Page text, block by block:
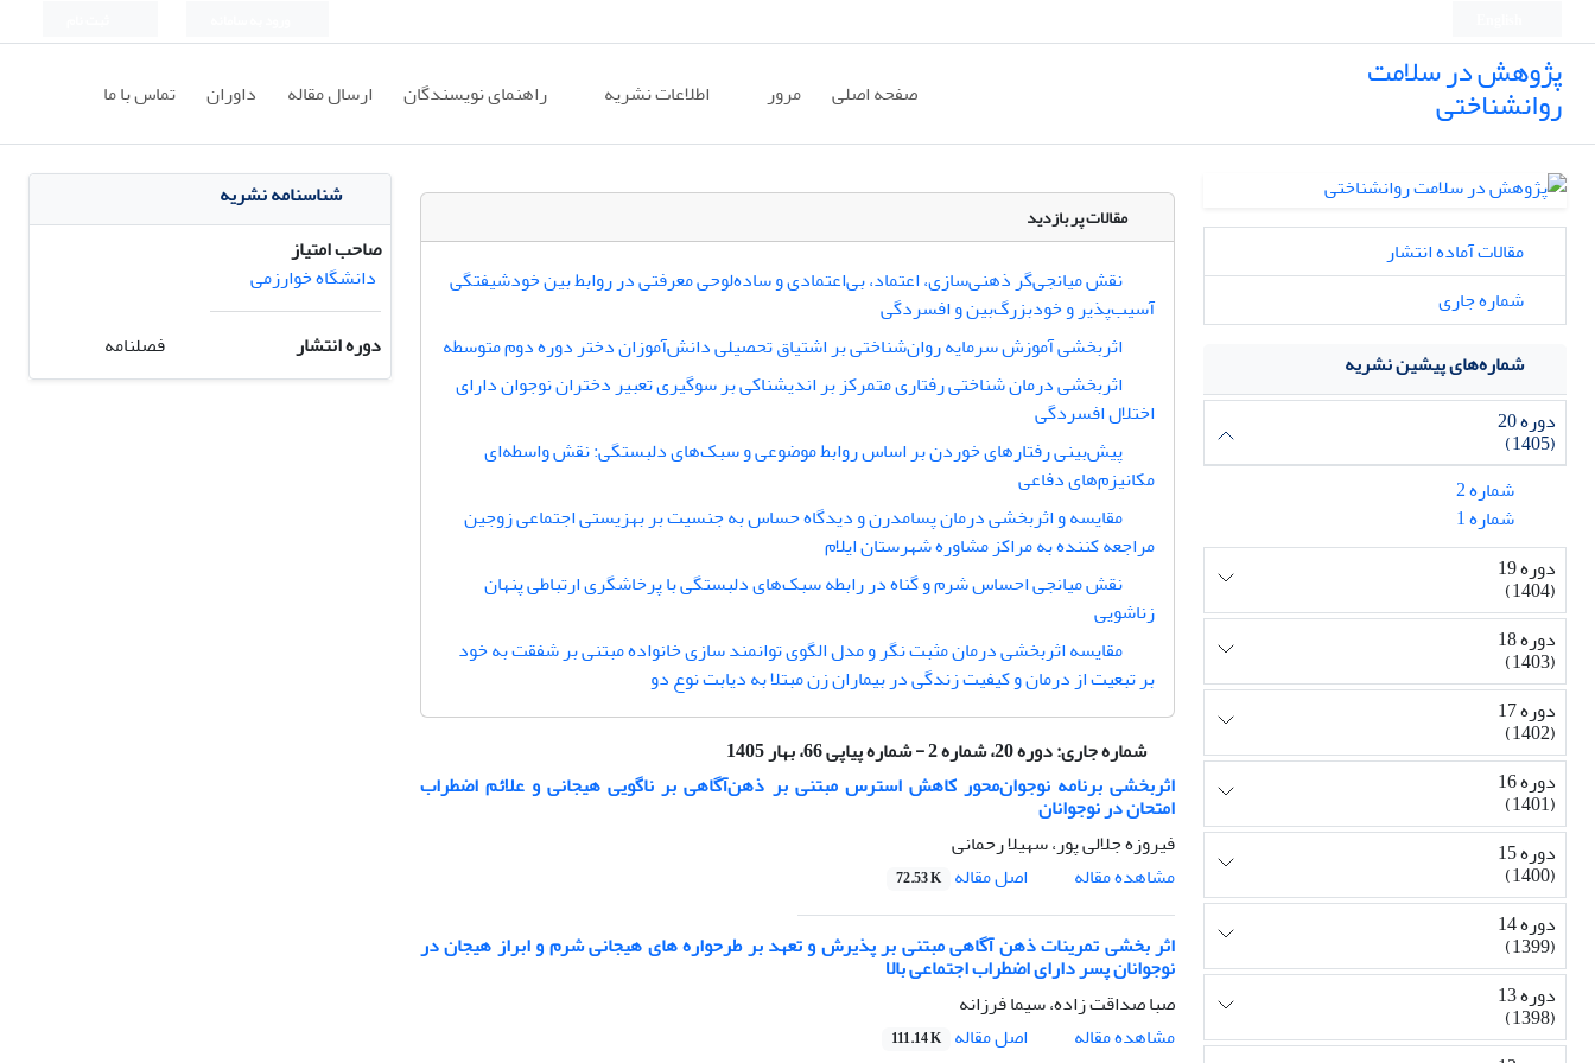
پژوهش در سلامت
روانشناختی صفحه اصلی مرور اطلاعات نشریه راهنمای نویسندگان ارسال مقاله داوران تماس با ما
مقالات پر بازدید
نقش میانجی‌گر ذهنی‌سازی، اعتماد، بی‌اعتمادی و ساده‌لوحی معرفتی در روابط بین خودشیفتگی
آسیب‌پذیر و خودبزرگ‌بین و افسردگی
اثربخشی آموزش سرمایه روان‌شناختی بر اشتیاق تحصیلی دانش‌آموزان دختر دوره دوم متوسطه
اثربخشی درمان شناختی رفتاری متمرکز بر اندیشناکی بر سوگیری تعبیر دختران نوجوان دارای
اختلال افسردگی
پیش‌بینی رفتارهای خوردن بر اساس روابط موضوعی و سبک‌های دلبستگی: نقش ‌واسطه‌ای
مکانیزم‌های دفاعی
مقایسه و اثربخشی درمان پسامدرن و دیدگاه حساس به جنسیت بر بهزیستی اجتماعی زوجین
مراجعه کننده به مراکز مشاوره شهرستان ایلام
نقش میانجی احساس شرم و گناه در رابطه سبک‌های دلبستگی با پرخاشگری ارتباطی پنهان
زناشویی
مقایسه اثربخشی درمان مثبت نگر و مدل الگوی توانمند سازی خانواده مبتنی بر شفقت به خود
بر تبعیت از درمان و کیفیت زندگی در بیماران زن مبتلا به دیابت نوع دو
شماره جاری:دوره 20، شماره 2 - شماره پیاپی 66، بهار 1405
اثربخشی برنامه نوجوان‌محور کاهش استرس مبتنی بر ذهن‌آگاهی بر ناگویی هیجانی و علائم اضطراب
امتحان در نوجوانان
فیروزه جلالی پور، سهیلا رحمانی
مشاهده مقاله
اصل مقاله 72.53 K
اثر بخشی تمرینات ذهن آگاهی مبتنی بر پذیرش و تعهد بر طرحواره های هیجانی شرم و ابراز هیجان در
نوجوانان پسر دارای اضطراب اجتماعی بالا
صبا صداقت زاده، سیما فرزانه
مشاهده مقاله
اصل مقاله 111.14 K
مقالات آماده انتشار
شماره جاری
شماره‌های پیشین نشریه
دوره 20
(1405)
شماره 2
شماره 1
دوره 19
(1404)
دوره 18
(1403)
دوره 17
(1402)
دوره 16
(1401)
دوره 15
(1400)
دوره 14
(1399)
دوره 13
(1398)
شناسنامه نشریه
صاحب امتیاز
دانشگاه خوارزمی
دوره انتشار
فصلنامه